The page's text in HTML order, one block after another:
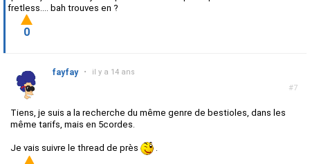
fretless.... bah trouves en ?
0
#7
fayfay • il y a 14 ans
Tiens, je suis a la recherche du même genre de bestioles, dans les
même tarifs, mais en 5cordes.
Je vais suivre le thread de près .